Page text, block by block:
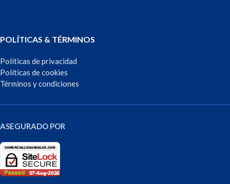
POLÍTICAS & TÉRMINOS
Políticas de privacidad
Políticas de cookies
Términos y condiciones
ASEGURADO POR